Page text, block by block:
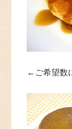
←ご希望数